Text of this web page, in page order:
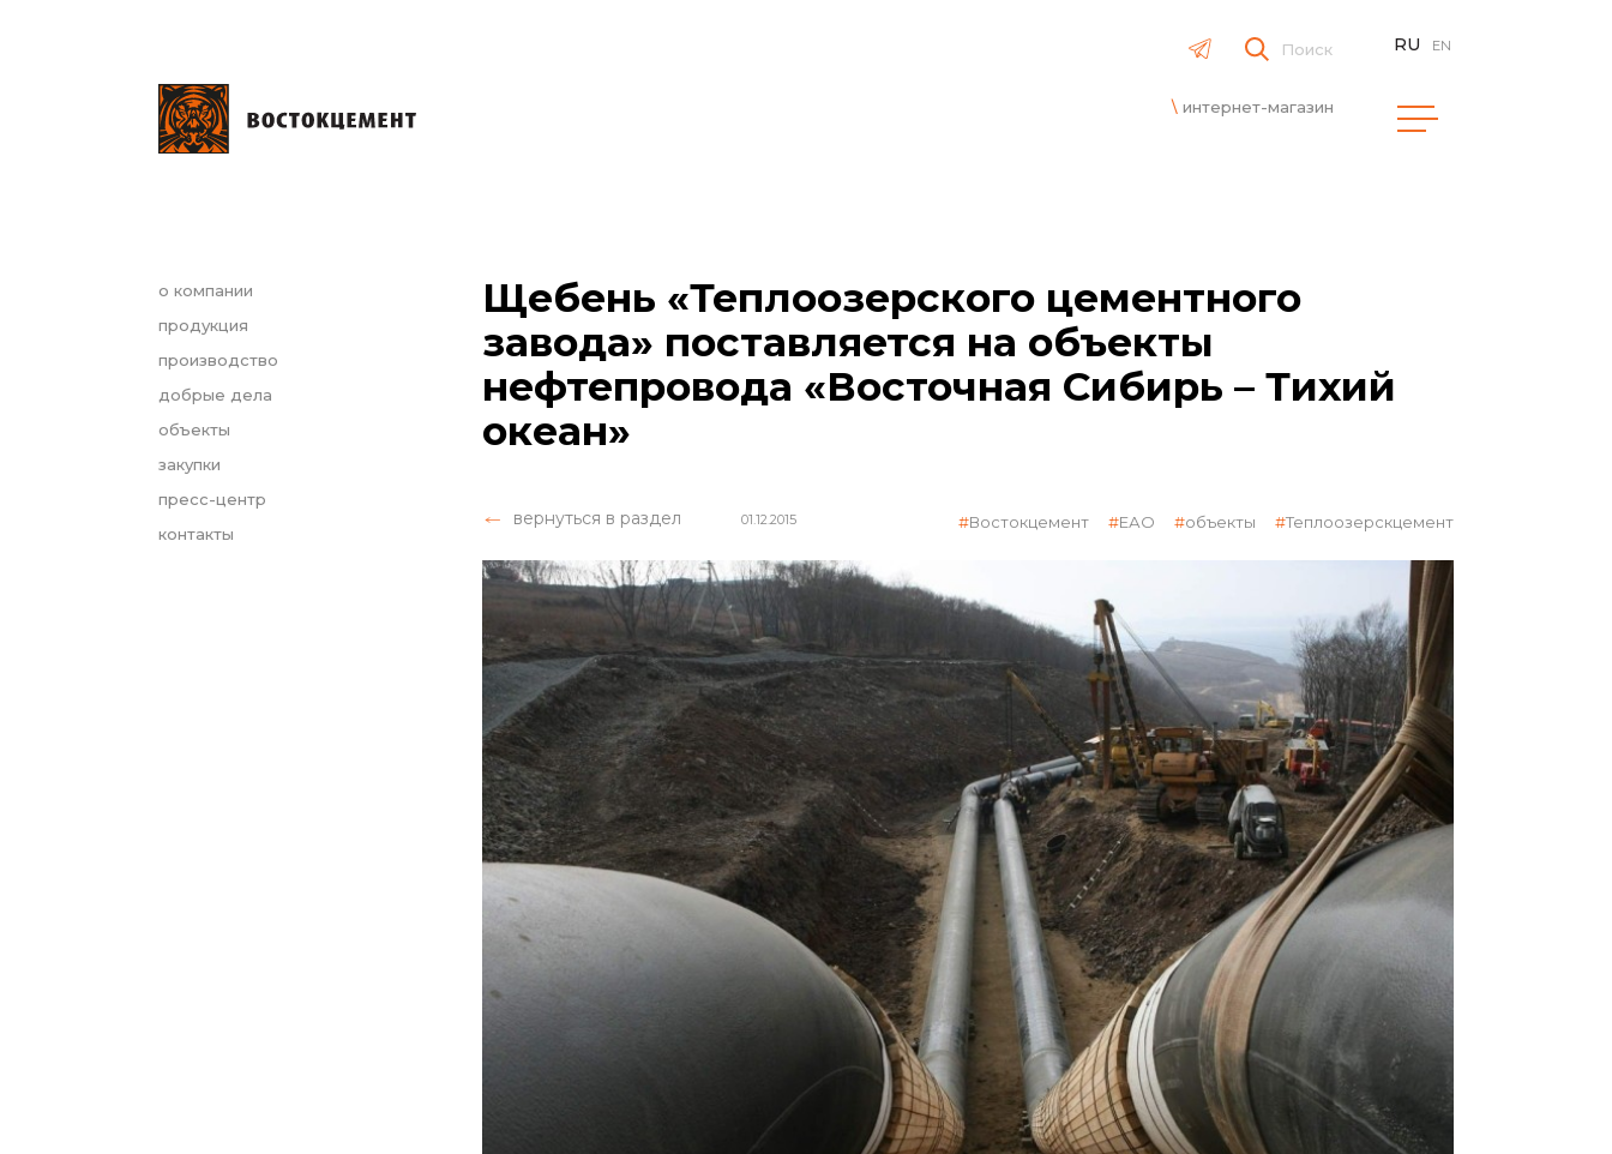
Поиск
интернет-магазин
RU EN
о компании
продукция
производство
добрые дела
объекты
закупки
пресс-центр
контакты
Щебень «Теплоозерского цементного
завода» поставляется на объекты
нефтепровода «Восточная Сибирь – Тихий
океан»
вернуться в раздел 01.12.2015 Востокцемент ЕАО объекты Теплоозерскцемент